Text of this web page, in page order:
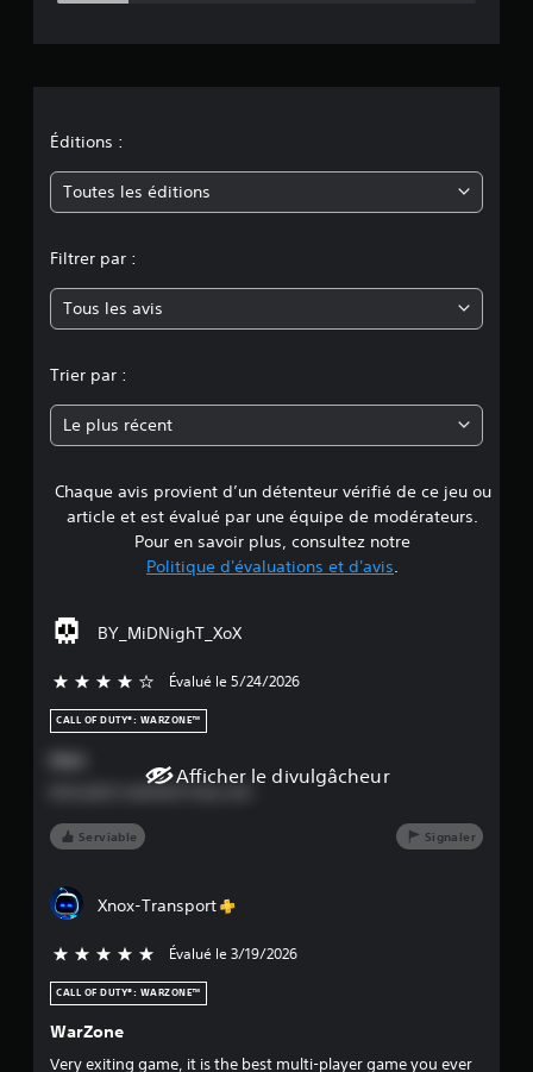
m
y
e
n
e
d
o
Éditions :
Toutes les éditions
Filtrer par :
Tous les avis
Trier par :
Le plus récent
Chaque avis provient d’un détenteur vérifié de ce jeu ou
article et est évalué par une équipe de modérateurs.
Pour en savoir plus, consultez notre
Politique d'évaluations et d'avis.
BY_MiDNighT_XoX
4 étoiles sur cinqÉvalué le 5/24/2026
CALL OF DUTY®: WARZONE™
Afficher le divulgâcheur
Serviable Signaler
Xnox-Transport
5 étoiles sur cinqÉvalué le 3/19/2026
CALL OF DUTY®: WARZONE™
WarZone
Very exiting game, it is the best multi-player game you ever